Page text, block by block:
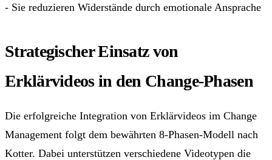
- Sie reduzieren Widerstände durch emotionale Ansprache
Strategischer Einsatz von
Erklärvideos in den Change-Phasen
Die erfolgreiche Integration von Erklärvideos im Change
Management folgt dem bewährten 8-Phasen-Modell nach
Kotter. Dabei unterstützen verschiedene Videotypen die